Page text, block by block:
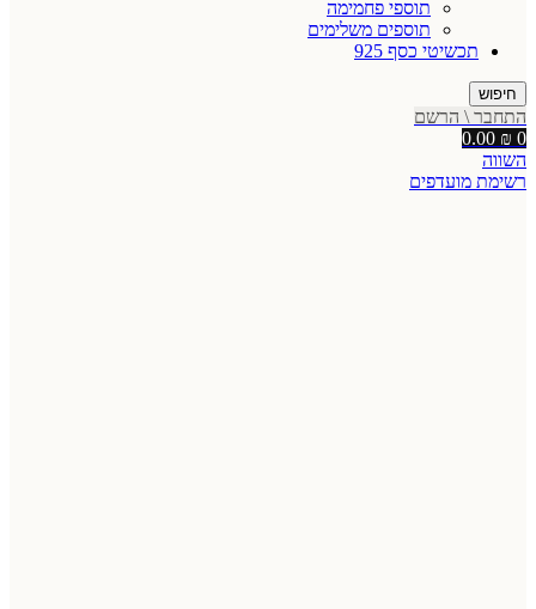
תוספי פחמימה
תוספים משלימים
תכשיטי כסף 925
חיפוש
התחבר \ הרשם
0
0.00 ₪
השווה
רשימת מועדפים